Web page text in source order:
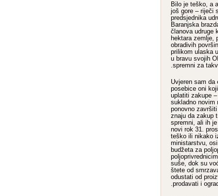
Bilo je teško, a
još gore – riječi
predsjednika
Baranjska
članova udruge
hektara zemlje,
obradivih
prilikom ulaska
u bravu svojih
spremni za
– Uvjeren sam
posebice oni
uplatiti zakupe
sukladno novim
ponovno
znaju da zakup
spremni, ali ih
novi rok 31.
teško ili nikako
ministarstvu,
budžeta za
suše, dok su
štete od
odustati od
prodavati i